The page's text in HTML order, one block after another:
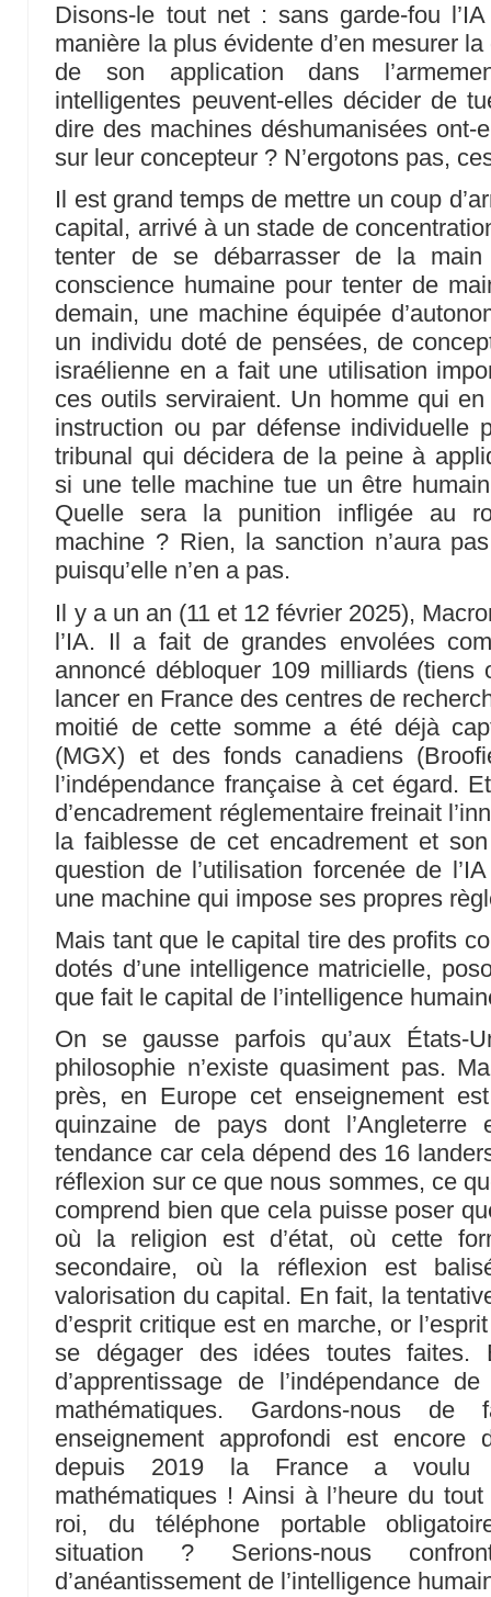
Disons-le tout net : sans garde-fou
manière la plus évidente d’en mesurer
de son application dans
intelligentes peuvent-elles décider de
dire des machines déshumanisées
sur leur concepteur ? N’ergotons pas,
Il est grand temps de mettre un coup
capital, arrivé à un stade de
tenter de se débarrasser de la
conscience humaine pour tenter de
demain, une machine équipée
un individu doté de pensées, de
israélienne en a fait une utilisation
ces outils serviraient. Un homme qui
instruction ou par défense individuelle
tribunal qui décidera de la peine à
si une telle machine tue un être
Quelle sera la punition infligée au
machine ? Rien, la sanction n’aura
puisqu’elle n’en a pas.
Il y a un an (11 et 12 février 2025),
l’IA. Il a fait de grandes envolées
annoncé débloquer 109 milliards (tiens
lancer en France des centres de
moitié de cette somme a été déjà
(MGX) et des fonds canadiens
l’indépendance française à cet égard.
d’encadrement réglementaire freinait
la faiblesse de cet encadrement et
question de l’utilisation forcenée de
une machine qui impose ses propres
Mais tant que le capital tire des profits
dotés d’une intelligence matricielle,
que fait le capital de l’intelligence
On se gausse parfois qu’aux États-
philosophie n’existe quasiment pas.
près, en Europe cet enseignement
quinzaine de pays dont l’Angleterre
tendance car cela dépend des 16
réflexion sur ce que nous sommes, ce
comprend bien que cela puisse poser
où la religion est d’état, où cette
secondaire, où la réflexion est
valorisation du capital. En fait, la
d’esprit critique est en marche, or
se dégager des idées toutes faites.
d’apprentissage de l’indépendance
mathématiques. Gardons-nous de
enseignement approfondi est encore
depuis 2019 la France a voulu
mathématiques ! Ainsi à l’heure du
roi, du téléphone portable
situation ? Serions-nous
d’anéantissement de l’intelligence